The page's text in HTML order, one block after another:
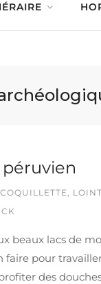
COQUILLETTE,
beaux lacs de
faire pour
des